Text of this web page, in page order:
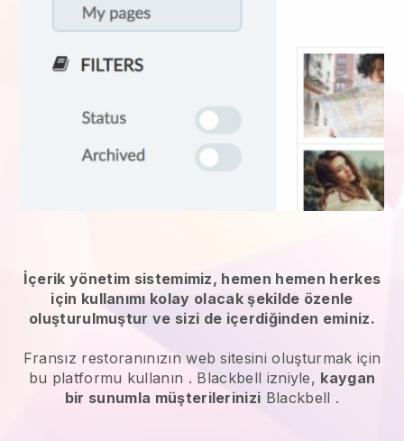
İçerik yönetim sistemimiz, hemen hemen herkes
için kullanımı kolay olacak şekilde özenle
oluşturulmuştur ve sizi de içerdiğinden eminiz.
Fransız restoranınızın web sitesini oluşturmak için
bu platformu kullanın . Blackbell izniyle, kaygan
bir sunumla müşterilerinizi Blackbell .